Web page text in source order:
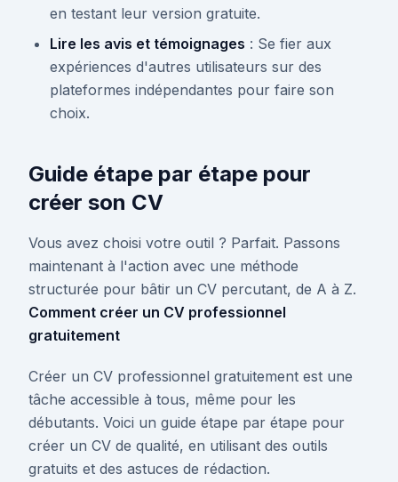
en testant leur version gratuite.
Lire les avis et témoignages : Se fier aux
expériences d'autres utilisateurs sur des
plateformes indépendantes pour faire son
choix.
Guide étape par étape pour
créer son CV
Vous avez choisi votre outil ? Parfait. Passons
maintenant à l'action avec une méthode
structurée pour bâtir un CV percutant, de A à Z.
Comment créer un CV professionnel
gratuitement
Créer un CV professionnel gratuitement est une
tâche accessible à tous, même pour les
débutants. Voici un guide étape par étape pour
créer un CV de qualité, en utilisant des outils
gratuits et des astuces de rédaction.